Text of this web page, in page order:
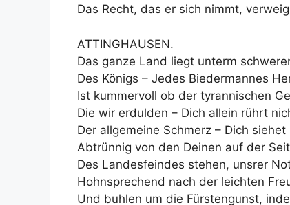
Das Recht, das er sich nimmt,
ATTINGHAUSEN.
Das ganze Land liegt unterm
Des Königs – Jedes Biedermannes
Ist kummervoll ob der tyrannischen
Die wir erdulden – Dich allein rührt
Der allgemeine Schmerz – Dich siehet
Abtrünnig von den Deinen auf der
Des Landesfeindes stehen, unsrer
Hohnsprechend nach der leichten
Und buhlen um die Fürstengunst,